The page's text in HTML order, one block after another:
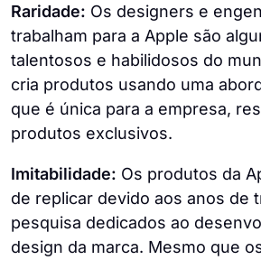
Raridade: Os designers e
trabalham para a Apple são
talentosos e habilidosos do
cria produtos usando uma
que é única para a empresa,
produtos exclusivos.
Imitabilidade: Os produtos da
de replicar devido aos anos de
pesquisa dedicados ao
design da marca. Mesmo que